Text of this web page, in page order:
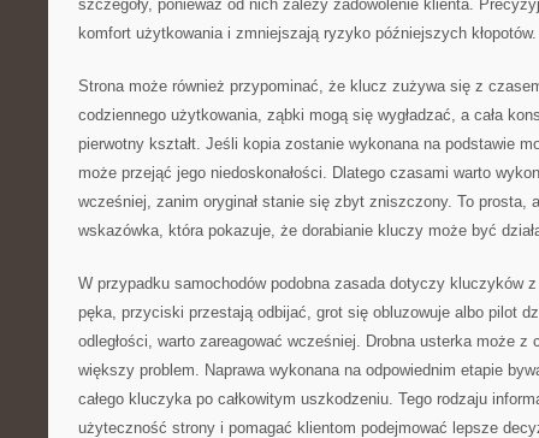
szczegóły, ponieważ od nich zależy zadowolenie klienta.
komfort użytkowania i zmniejszają ryzyko późniejszych kłopotów.
Strona może również przypominać, że klucz zużywa się z
codziennego użytkowania, ząbki mogą się wygładzać, a cała
pierwotny kształt. Jeśli kopia zostanie wykonana na podstawie
może przejąć jego niedoskonałości. Dlatego czasami warto
wcześniej, zanim oryginał stanie się zbyt zniszczony. To prosta,
wskazówka, która pokazuje, że dorabianie kluczy może być
W przypadku samochodów podobna zasada dotyczy kluczyków
pęka, przyciski przestają odbijać, grot się obluzowuje albo pilot
odległości, warto zareagować wcześniej. Drobna usterka może z
większy problem. Naprawa wykonana na odpowiednim etapie
całego kluczyka po całkowitym uszkodzeniu. Tego rodzaju
użyteczność strony i pomagać klientom podejmować lepsze